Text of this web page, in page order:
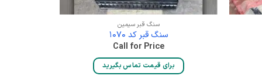
سنگ قبر سیمین
سنگ قبر کد 1070
Call for Price
برای قیمت تماس بگیرید